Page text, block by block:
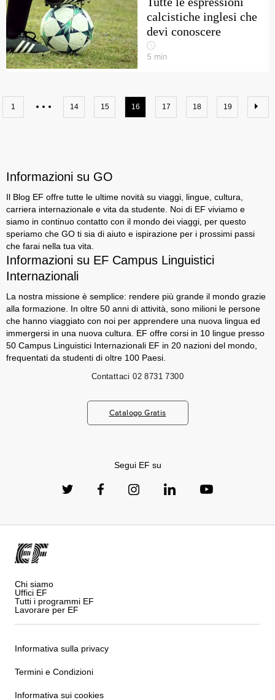
calcistiche inglesi che
devi conoscere
5 min
1 14 15 16 17 18 19
Informazioni su GO
Il Blog EF offre tutte le ultime novità su viaggi, lingue, cultura,
carriera internazionale e vita da studente. Noi di EF viviamo e
siamo in continuo contatto con il mondo dei viaggi, per questo
speriamo che GO ti sia di aiuto e ispirazione per i prossimi passi
che farai nella tua vita.
Informazioni su EF Campus Linguistici
Internazionali
La nostra missione è semplice: rendere più grande il mondo grazie
alla formazione. In oltre 50 anni di attività, sono milioni le persone
che hanno viaggiato con noi per apprendere una nuova lingua ed
immergersi in una nuova cultura. EF offre corsi in 10 lingue presso
50 Campus Linguistici Internazionali EF in 20 nazioni del mondo,
frequentati da studenti di oltre 100 Paesi.
Contattaci 02 8731 7300
Catalogo Gratis
Segui EF su
Chi siamo
Uffici EF
Tutti i programmi EF
Lavorare per EF
Informativa sulla privacy
Termini e Condizioni
Informativa sui cookies